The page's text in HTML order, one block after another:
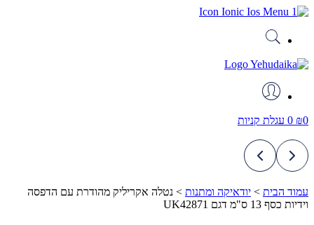
דלג
₪0
0 עגלת קניות
עמוד הבית > יודאיקה ומתנות > נטלה אקריליק מהודרת עם הדפסה
וידיות כסף 13 ס"מ דגם UK42871